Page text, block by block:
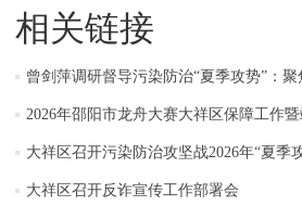
相关链接
曾剑萍调研督导污染防治“夏季攻势”：
2026年邵阳市龙舟大赛大祥区保障工作
大祥区召开污染防治攻坚战2026年“夏季
大祥区召开反诈宣传工作部署会